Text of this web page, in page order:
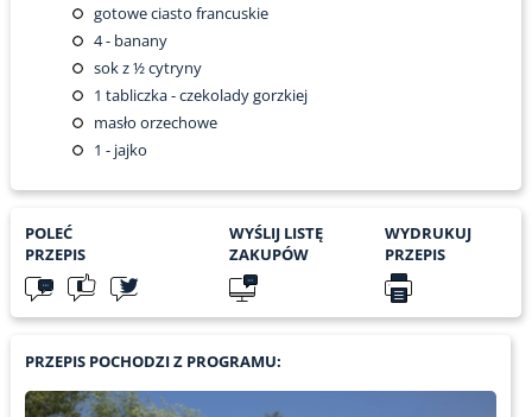
gotowe ciasto francuskie
4- banany
sok z ½ cytryny
1 tabliczka - czekolady gorzkiej
masło orzechowe
1 - jajko
POLEĆ
PRZEPIS
WYŚLIJ LISTĘ
ZAKUPÓW
WYDRUKUJ
PRZEPIS
PRZEPIS POCHODZI Z PROGRAMU: